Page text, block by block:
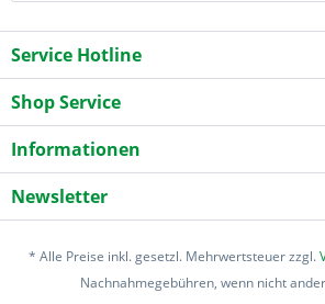
Service Hotline
Shop Service
Informationen
Newsletter
* Alle Preise inkl. gesetzl. Mehrwertsteuer zzgl.
Nachnahmegebühren, wenn nicht